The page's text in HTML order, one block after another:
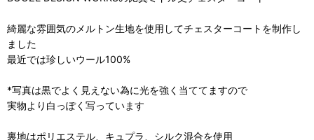
綺麗な雰囲気のメルトン生地を使用してチェスターコートを制作し
ました
最近では珍しいウール100%
*写真は黒でよく見えない為に光を強く当ててますので
実物より白っぽく写っています
裏地はポリエステル、キュプラ、シルク混合を使用